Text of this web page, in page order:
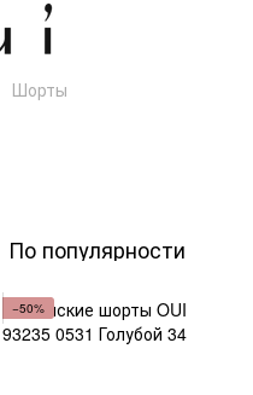
Шорты
По популярности
−50%